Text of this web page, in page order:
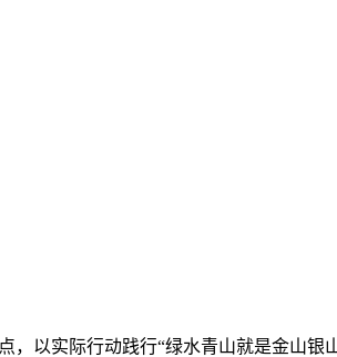
以实际行动践行“绿水青山就是金山银